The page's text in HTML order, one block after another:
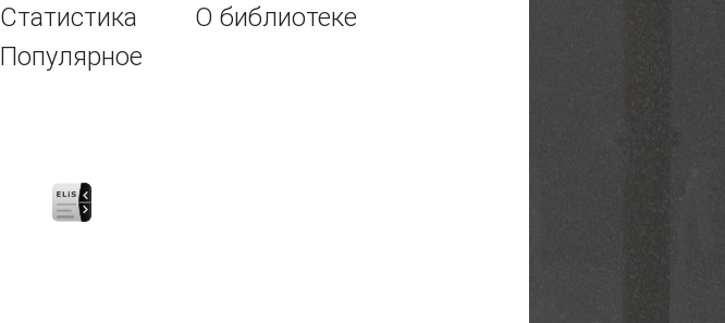
Статистика
Популярное
О библиотеке